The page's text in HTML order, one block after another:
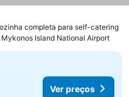
completa para self-catering
Island National Airport
Ver preços